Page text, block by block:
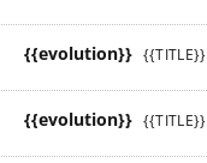
{{evolution}} {{TITLE}}
{{evolution}} {{TITLE}}